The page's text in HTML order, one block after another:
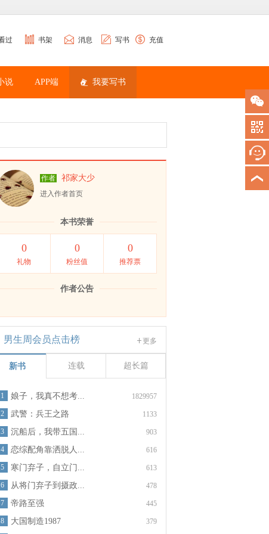
过 书架 消息 写书 充值
说 APP端 我要写书
作者 祁家大少
进入作者首页
本书荣誉
0
礼物
0
粉丝值
0
推荐票
作者公告
更多
男生周会员点击榜
新书 连载 超长篇
1829957
1 娘子，我真不想考...
1133
2 武警：兵王之路
903
3 沉船后，我带五国...
616
4 恋综配角靠洒脱人...
613
5 寒门弃子，自立门...
478
6 从将门弃子到摄政...
445
7 帝路至强
379
8 大国制造1987